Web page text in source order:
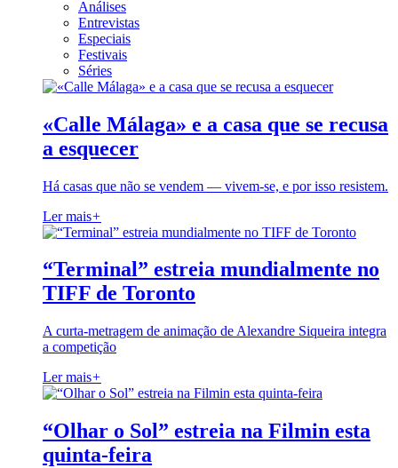
Análises
Entrevistas
Especiais
Festivais
Séries
«Calle Málaga» e a casa que se recusa
a esquecer
Há casas que não se vendem — vivem-se, e por isso resistem.
Ler mais+
“Terminal” estreia mundialmente no
TIFF de Toronto
A curta-metragem de animação de Alexandre Siqueira integra
a competição
Ler mais+
“Olhar o Sol” estreia na Filmin esta
quinta-feira